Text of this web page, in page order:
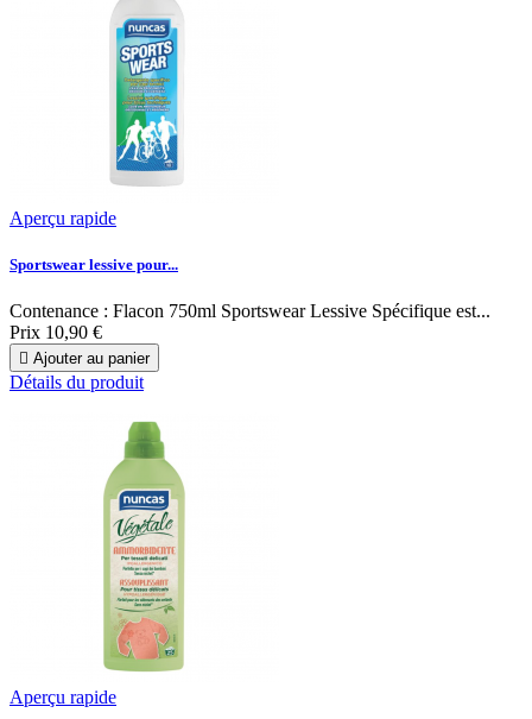
Aperçu rapide
Sportswear lessive pour...
Contenance : Flacon 750ml Sportswear Lessive Spécifique est...
Prix 10,90 €
 Ajouter au panier
Détails du produit
Aperçu rapide